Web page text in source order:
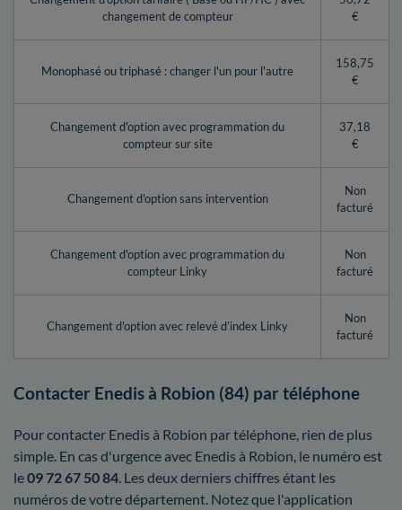
changement de compteur
€
Monophasé ou triphasé : changer l'un pour l'autre
158,75
€
Changement d'option avec programmation du
compteur sur site
37,18
€
Changement d'option sans intervention
Non
facturé
Changement d'option avec programmation du
compteur Linky
Non
facturé
Changement d'option avec relevé d’index Linky
Non
facturé
Contacter Enedis à Robion (84) par téléphone
Pour contacter Enedis à Robion par téléphone, rien de plus
simple. En cas d'urgence avec Enedis à Robion, le numéro est
le09 72 67 50 84 . Les deux derniers chiffres étant les
numéros de votre département. Notez que l'application